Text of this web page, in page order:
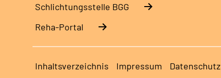
Schlich­tungs­stel­le BGG
Reha-Portal
Inhaltsverzeichnis Impressum Datenschutz